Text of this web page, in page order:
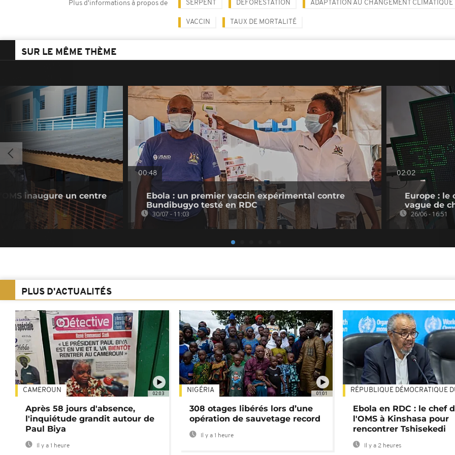
Plus d'informations à propos de SERPENT DÉFORESTATION ADAPTATION AU CHANGEMENT CLIMATIQUE
VACCIN TAUX DE MORTALITÉ
SUR LE MÊME THÈME
inaugure un centre
00:48
Ebola : un premier vaccin expérimental contre
Bundibugyo testé en RDC
30/07 - 11:03
02:02
Europe : le
vague de
26/06 - 16:51
PLUS D'ACTUALITÉS
02:03
CAMEROUN
Après 58 jours d'absence,
l'inquiétude grandit autour de
Paul Biya
Il y a 1 heure
01:01
NIGÉRIA
308 otages libérés lors d’une
opération de sauvetage record
Il y a 1 heure
RÉPUBLIQUE DÉMOCRATIQUE
Ebola en RDC : le chef
l'OMS à Kinshasa pour
rencontrer Tshisekedi
Il y a 2 heures